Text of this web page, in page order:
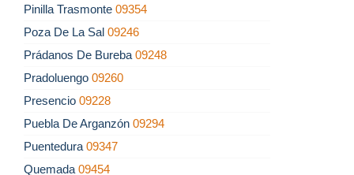
Pinilla Trasmonte 09354
Poza De La Sal 09246
Prádanos De Bureba 09248
Pradoluengo 09260
Presencio 09228
Puebla De Arganzón 09294
Puentedura 09347
Quemada 09454